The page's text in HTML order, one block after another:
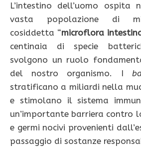
L’intestino dell’uomo ospita
vasta popolazione di
cosiddetta “microflora
centinaia di specie
svolgono un ruolo
del nostro organismo. I
stratificano a miliardi nella
e stimolano il sistema
un’importante barriera contro
e germi nocivi provenienti
passaggio di sostanze